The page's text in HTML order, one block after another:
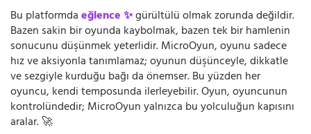
Bu platformdaeğlence ✨gürültülü olmak zorunda değildir.
Bazen sakin bir oyunda kaybolmak, bazen tek bir hamlenin
sonucunu düşünmek yeterlidir. MicroOyun, oyunu sadece
hız ve aksiyonla tanımlamaz; oyunun düşünceyle, dikkatle
ve sezgiyle kurduğu bağı da önemser. Bu yüzden her
oyuncu, kendi temposunda ilerleyebilir. Oyun, oyuncunun
kontrolündedir; MicroOyun yalnızca bu yolculuğun kapısını
aralar. 🚀